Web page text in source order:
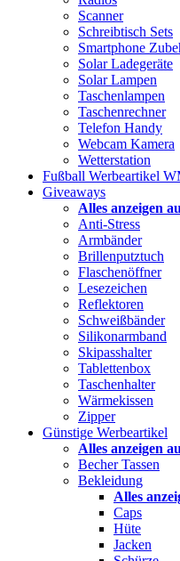
Scanner
Schreibtisch Sets
Smartphone
Solar Ladegeräte
Solar Lampen
Taschenlampen
Taschenrechner
Telefon Handy
Webcam Kamera
Wetterstation
Fußball Werbeartikel
Giveaways
Alles anzeigen
Anti-Stress
Armbänder
Brillenputztuch
Flaschenöffner
Lesezeichen
Reflektoren
Schweißbänder
Silikonarmband
Skipasshalter
Tablettenbox
Taschenhalter
Wärmekissen
Zipper
Günstige Werbeartikel
Alles anzeigen
Becher Tassen
Bekleidung
Alles
Caps
Hüte
Jacken